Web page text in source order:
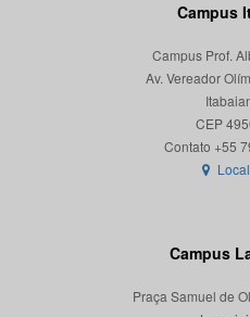
Campus
Campus Prof.
Av. Vereador
CEP
Campus
Praça Samuel de